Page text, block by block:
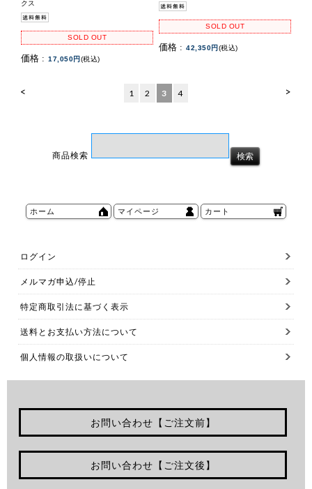
クス
SOLD OUT
価格 : 17,050円(税込)
SOLD OUT
価格 : 42,350円(税込)
< >
1 2 3 4
商品検索
ホーム マイページ カート
ログイン
メルマガ申込/停止
特定商取引法に基づく表示
送料とお支払い方法について
個人情報の取扱いについて
お問い合わせ【ご注文前】
お問い合わせ【ご注文後】